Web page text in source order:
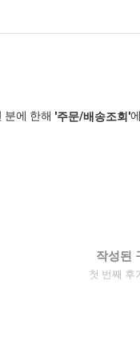
분에 한해 '주문/배송조회'
작성된
첫 번째 후